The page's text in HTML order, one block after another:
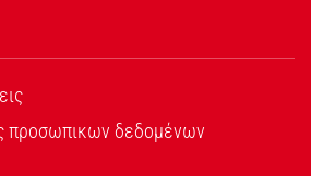
προσωπικων δεδομένων